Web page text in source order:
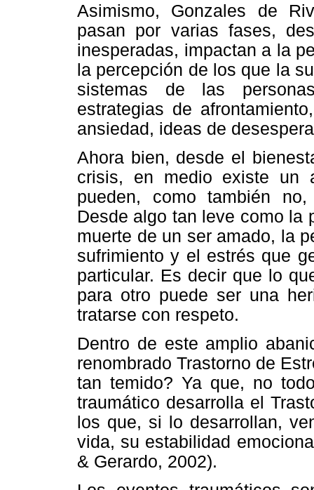
Asimismo, Gonzales de
pasan por varias fases,
inesperadas, impactan a la
la percepción de los que la
sistemas de las
estrategias de
ansiedad, ideas de
Ahora bien, desde el
crisis, en medio existe un
pueden, como también
Desde algo tan leve como la
muerte de un ser amado, la
sufrimiento y el estrés que
particular. Es decir que lo
para otro puede ser una
tratarse con respeto.
Dentro de este amplio
renombrado Trastorno de
tan temido? Ya que, no
traumático desarrolla el
los que, si lo desarrollan,
vida, su estabilidad
& Gerardo, 2002).